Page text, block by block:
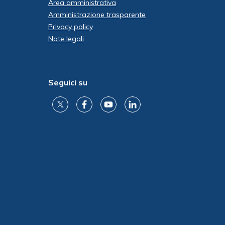
Area amministrativa
Amministrazione trasparente
Privacy policy
Note legali
Seguici su